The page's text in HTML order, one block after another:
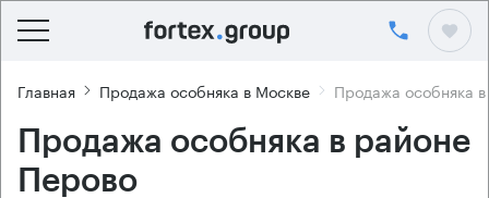
Главная Продажа особняка в Москве Продажа особняка
Продажа особняка в районе
Перово